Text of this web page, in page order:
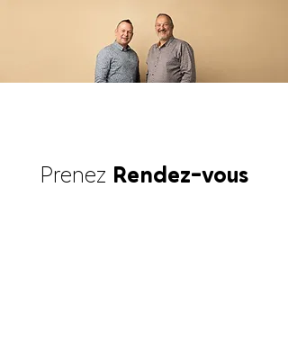
Prenez Rendez-vous